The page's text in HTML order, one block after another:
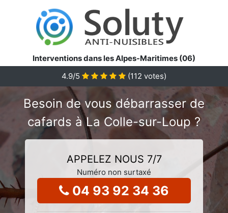
Interventions dans les Alpes-Maritimes (06)
4.9/5 (112 votes)
Besoin de vous débarrasser de
cafards à La Colle-sur-Loup ?
APPELEZ NOUS 7/7
Numéro non surtaxé
04 93 92 34 36